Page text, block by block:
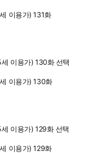
이용가) 131화
이용가) 130화 선택
이용가) 130화
이용가) 129화 선택
이용가) 129화